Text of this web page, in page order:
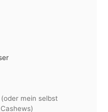
mein selbst